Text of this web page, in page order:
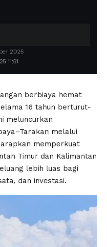
11:51
2025
berbiaya hemat
16 tahun berturut-
meluncurkan
melalui
memperkuat
Timur dan Kalimantan
lebih luas bagi
dan investasi.